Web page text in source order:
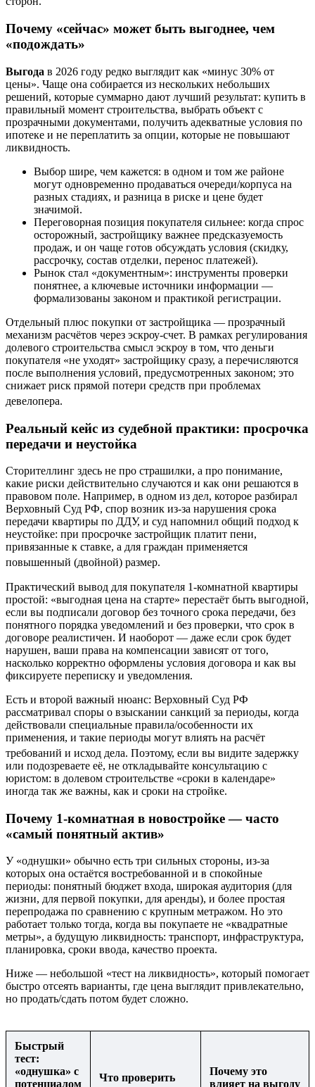
Почему «сейчас» может быть выгоднее, чем
«подождать»
Выгода в 2026 году редко выглядит как «минус 30% от
цены». Чаще она собирается из нескольких небольших
решений, которые суммарно дают лучший результат: купить в
правильный момент строительства, выбрать объект с
прозрачными документами, получить адекватные условия по
ипотеке и не переплатить за опции, которые не повышают
ликвидность.
Выбор шире, чем кажется: в одном и том же районе
могут одновременно продаваться очереди/корпуса на
разных стадиях, и разница в риске и цене будет
значимой.
Переговорная позиция покупателя сильнее: когда спрос
осторожный, застройщику важнее предсказуемость
продаж, и он чаще готов обсуждать условия (скидку,
рассрочку, состав отделки, перенос платежей).
Рынок стал «документным»: инструменты проверки
понятнее, а ключевые источники информации —
формализованы законом и практикой регистрации.
Отдельный плюс покупки от застройщика — прозрачный
механизм расчётов через эскроу-счет. В рамках регулирования
долевого строительства смысл эскроу в том, что деньги
покупателя «не уходят» застройщику сразу, а перечисляются
после выполнения условий, предусмотренных законом; это
снижает риск прямой потери средств при проблемах
девелопера.
Реальный кейс из судебной практики: просрочка
передачи и неустойка
Сторителлинг здесь не про страшилки, а про понимание,
какие риски действительно случаются и как они решаются в
правовом поле. Например, в одном из дел, которое разбирал
Верховный Суд РФ, спор возник из-за нарушения срока
передачи квартиры по ДДУ, и суд напомнил общий подход к
неустойке: при просрочке застройщик платит пени,
привязанные к ставке, а для граждан применяется
повышенный (двойной) размер.
Практический вывод для покупателя 1-комнатной квартиры
простой: «выгодная цена на старте» перестаёт быть выгодной,
если вы подписали договор без точного срока передачи, без
понятного порядка уведомлений и без проверки, что срок в
договоре реалистичен. И наоборот — даже если срок будет
нарушен, ваши права на компенсации зависят от того,
насколько корректно оформлены условия договора и как вы
фиксируете переписку и уведомления.
Есть и второй важный нюанс: Верховный Суд РФ
рассматривал споры о взыскании санкций за периоды, когда
действовали специальные правила/особенности их
применения, и такие периоды могут влиять на расчёт
требований и исход дела. Поэтому, если вы видите задержку
или подозреваете её, не откладывайте консультацию с
юристом: в долевом строительстве «сроки в календаре»
иногда так же важны, как и сроки на стройке.
Почему 1-комнатная в новостройке — часто
«самый понятный актив»
У «однушки» обычно есть три сильных стороны, из-за
которых она остаётся востребованной и в спокойные
периоды: понятный бюджет входа, широкая аудитория (для
жизни, для первой покупки, для аренды), и более простая
перепродажа по сравнению с крупным метражом. Но это
работает только тогда, когда вы покупаете не «квадратные
метры», а будущую ликвидность: транспорт, инфраструктура,
планировка, сроки ввода, качество проекта.
Ниже — небольшой «тест на ликвидность», который помогает
быстро отсеять варианты, где цена выглядит привлекательно,
но продать/сдать потом будет сложно.
Быстрый
тест:
«однушка» с
потенциалом
Что проверить
Почему это
влияет на выгоду